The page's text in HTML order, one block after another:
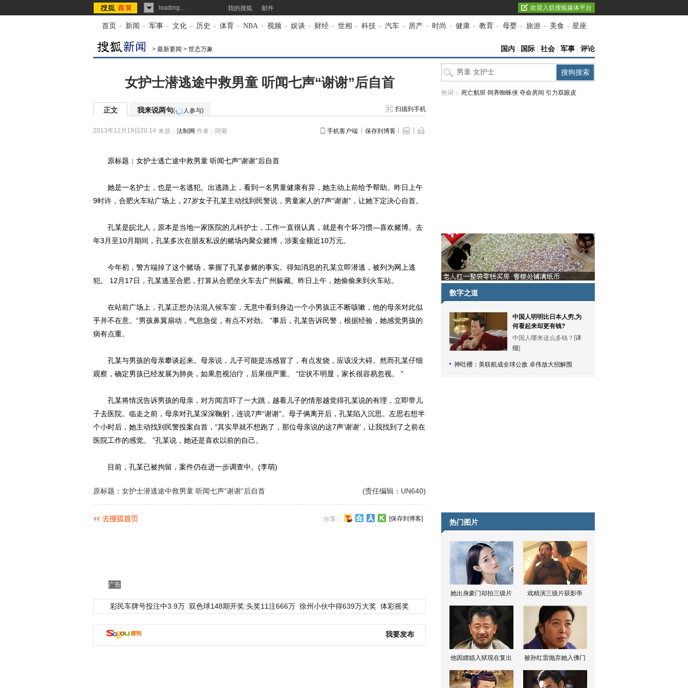
loading... 我的搜狐 邮件 欢迎入驻搜狐媒体平台
首页 - 新闻 - 军事 - 文化 - 历史 - 体育 - NBA - 视频 - 娱谈 - 财经 - 世相 - 科技 - 汽车 - 房产 - 时尚 - 健康 - 教育 - 母婴 - 旅游 - 美食 - 星座
> 最新要闻 > 世态万象 国内 国际 社会 军事 评论
女护士潜逃途中救男童 听闻七声“谢谢”后自首
正文 我来说两句( 人参与) 扫描到手机
2013年12月19日20:14 来源： 法制网 作者：阿紫 手机客户端 保存到博客
原标题：女护士逃亡途中救男童 听闻七声“谢谢”后自首
她是一名护士，也是一名逃犯。出逃路上，看到一名男童健康有异，她主动上前给予帮助。昨日上午
9时许，合肥火车站广场上，27岁女子孔某主动找到民警说，男童家人的7声“谢谢”，让她下定决心自首。
孔某是皖北人，原本是当地一家医院的儿科护士，工作一直很认真，就是有个坏习惯—喜欢赌博。去
年3月至10月期间，孔某多次在朋友私设的赌场内聚众赌博，涉案金额近10万元。
今年初，警方端掉了这个赌场，掌握了孔某参赌的事实。得知消息的孔某立即潜逃，被列为网上逃
犯。 12月17日，孔某逃至合肥，打算从合肥坐火车去广州躲藏。昨日上午，她偷偷来到火车站。
在站前广场上，孔某正想办法混入候车室，无意中看到身边一个小男孩正不断咳嗽，他的母亲对此似
乎并不在意。“男孩鼻翼扇动，气息急促，有点不对劲。 ”事后，孔某告诉民警，根据经验，她感觉男孩的
病有点重。
孔某与男孩的母亲攀谈起来。母亲说，儿子可能是冻感冒了，有点发烧，应该没大碍。然而孔某仔细
观察，确定男孩已经发展为肺炎，如果忽视治疗，后果很严重。 “症状不明显，家长很容易忽视。 ”
孔某将情况告诉男孩的母亲，对方闻言吓了一大跳，越看儿子的情形越觉得孔某说的有理，立即带儿
子去医院。临走之前，母亲对孔某深深鞠躬，连说7声“谢谢”。母子俩离开后，孔某陷入沉思。左思右想半
个小时后，她主动找到民警投案自首，“其实早就不想跑了，那位母亲说的这7声‘谢谢’，让我找到了之前在
医院工作的感觉。 ”孔某说，她还是喜欢以前的自己。
目前，孔某已被拘留，案件仍在进一步调查中。(李萌)
(责任编辑：UN640)
原标题：女护士潜逃途中救男童 听闻七声“谢谢”后自首
分享： [保存到博客]
广告
彩民车牌号投注中3.9万 双色球148期开奖:头奖11注666万 徐州小伙中得639万大奖 体彩摇奖
我要发布
热词： 死亡航班 饲养蜘蛛侠 夺命房间 引力双眼皮
数字之道
中国人明明比日本人穷,为
何看起来却更有钱?
中国人哪来这么多钱？[详
细]
神吐槽： 美联航成全球公敌 卓伟放大招解围
热门图片
她出身豪门却拍三级片 戏精演三级片获影帝
他因嫖娼入狱现在复出 被孙红雷抛弃她入佛门